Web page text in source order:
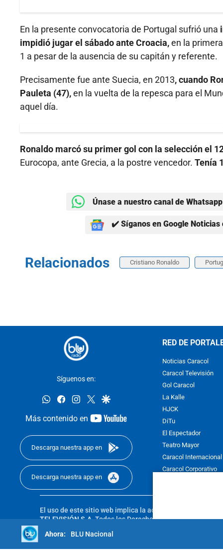
En la presente convocatoria de Portugal sufrió una
impidió jugar el sábado ante Croacia,en la primera
1 a pesar de la ausencia de su capitán y referente.
Precisamente fue ante Suecia, en 2013, cuando
Pauleta (47),en la vuelta de la repesca para el
aquel día.
Ronaldo marcó su primer gol con la selección el
Eurocopa, ante Grecia, a la postre vencedor. Tenía
Únase a nuestro canal de
✔️ Síganos en Google Noticias
Relacionados Cristiano Ronaldo
Síguenos en:
whatsappfacebookinstagram
twittergoogle
Más contenido en
youtube-
Descarga nuestra app en
Descarga nuestra app en
RED DE
Noticias Caracol
Caracol Televisión
Gol Caracol
La Kalle
HJCK
DiTu
El Espectador
Teatro Mayor
Caracol Internacional
Caracol Corporativo
El uso de este sitio web implica la aceptación de los
TELEVISIÓN S.A.Todos los Derechos Reservados D.R.A.
sin autorización escrita de su titular. Reproduction in
reserved 2025.BLU Nacional